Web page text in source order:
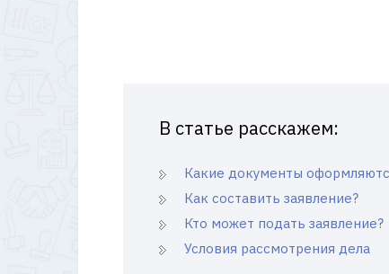
В статье расскажем:
Какие документы
Как составить заявление?
Кто может подать заявление?
Условия рассмотрения дела